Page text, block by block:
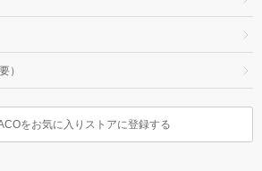
）
をお気に入りストアに登録する